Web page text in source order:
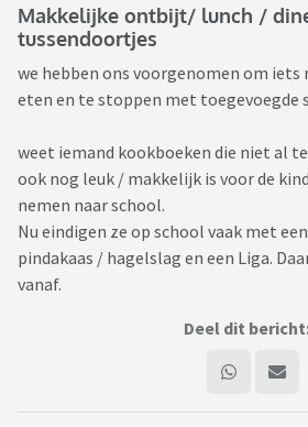
Makkelijke ontbijt/ lunch /
tussendoortjes
we hebben ons voorgenomen om
eten en te stoppen met toegevoegde
weet iemand kookboeken die niet al
ook nog leuk / makkelijk is voor de
nemen naar school.
Nu eindigen ze op school vaak met
pindakaas / hagelslag en een Liga.
vanaf.
Deel dit